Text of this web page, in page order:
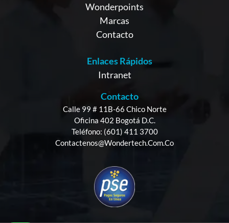
Wonderpoints
Marcas
Contacto
Enlaces Rápidos
Intranet
Contacto
Calle 99 # 11B-66 Chico Norte
Oficina 402 Bogotá D.C.
Teléfono: (601) 411 3700
Contactenos@wondertech.com.co